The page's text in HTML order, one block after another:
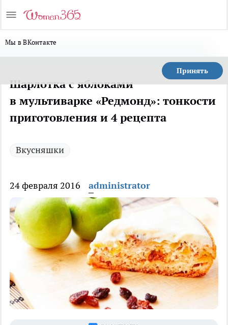
Мы в ВКонтакте
Принять
Шарлотка с яблоками
в мультиварке «Редмонд»: тонкости
приготовления и 4 рецепта
Вкусняшки
24 февраля 2016 administrator